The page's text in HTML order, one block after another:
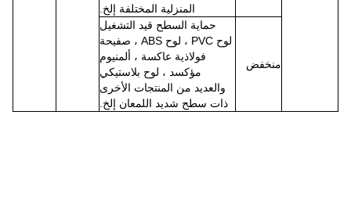
المنزلية المختلفة إلخ.
منخفض
حماية السطح قيد التشغيل
لوح PVC ، لوح ABS ، صفيحة
فولاذية عاكسة ، ألمنيوم
مؤكسد ، لوح بلاستيكي
والعديد من المنتجات الأخرى
ذات سطح شديد اللمعان إلخ.